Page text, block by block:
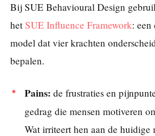
Bij SUE Behavioural Design
het SUE Influence Framework: een
model dat vier krachten
bepalen.
Pains: de frustraties en
gedrag die mensen motiveren
Wat irriteert hen aan de huidige